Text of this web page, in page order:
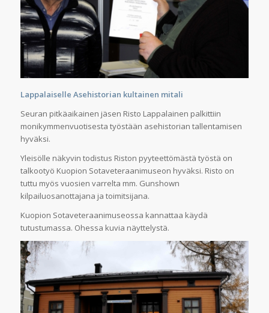
Lappalaiselle Asehistorian kultainen mitali
Seuran pitkäaikainen jäsen Risto Lappalainen palkittiin
monikymmenvuotisesta työstään asehistorian tallentamisen
hyväksi.
Yleisölle näkyvin todistus Riston pyyteettömästä työstä on
talkootyö Kuopion Sotaveteraanimuseon hyväksi. Risto on
tuttu myös vuosien varrelta mm. Gunshown
kilpailuosanottajana ja toimitsijana.
Kuopion Sotaveteraanimuseossa kannattaa käydä
tutustumassa. Ohessa kuvia näyttelystä.